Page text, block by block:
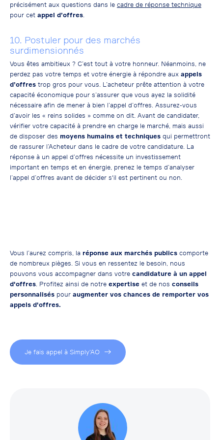
précisément aux questions dans le cadre de réponse technique
pour cet appel d’offres
10. Postuler pour des marchés
surdimensionnés
Vous êtes ambitieux ? C’est tout à votre honneur. Néanmoins, ne
perdez pas votre temps et votre énergie à répondre aux appels
d’offres trop gros pour vous. L’acheteur prête attention à votre
capacité économique pour s’assurer que vous ayez la solidité
nécessaire afin de mener à bien l’appel d’offres. Assurez-vous
d’avoir les « reins solides » comme on dit. Avant de candidater,
vérifier votre capacité à prendre en charge le marché, mais aussi
de disposer des moyens humains et techniques qui permettront
de rassurer l’Acheteur dans le cadre de votre candidature. La
réponse à un appel d’offres nécessite un investissement
important en temps et en énergie, prenez le temps d’analyser
l’appel d’offres avant de décider s'il est pertinent ou non.
Vous l’aurez compris, la réponse aux marchés publics comporte
de nombreux pièges. Si vous en ressentez le besoin, nous
pouvons vous accompagner dans votre candidature à un appel
d'offres . Profitez ainsi de notre expertise et de nos conseils
personnalisés pour augmenter vos chances de remporter vos
appels d'offres.
Je fais appel à Simply'AO